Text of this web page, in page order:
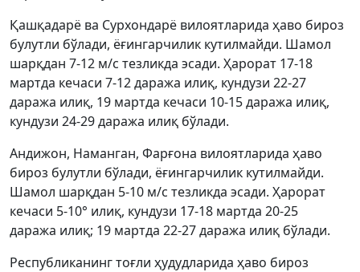
Қашқадарё ва Сурхондарё вилоятларида ҳаво бироз
булутли бўлади, ёғингарчилик кутилмайди. Шамол
шарқдан 7-12 м/с тезликда эсади. Ҳарорат 17-18
мартда кечаси 7-12 даража илиқ, кундузи 22-27
даража илиқ, 19 мартда кечаси 10-15 даража илиқ,
кундузи 24-29 даража илиқ бўлади.
Андижон, Наманган, Фарғона вилоятларида ҳаво
бироз булутли бўлади, ёғингарчилик кутилмайди.
Шамол шарқдан 5-10 м/с тезликда эсади. Ҳарорат
кечаси 5-10° илиқ, кундузи 17-18 мартда 20-25
даража илиқ; 19 мартда 22-27 даража илиқ бўлади.
Республиканинг тоғли ҳудудларида ҳаво бироз